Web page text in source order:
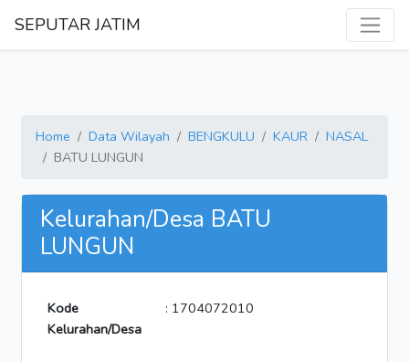
SEPUTAR JATIM
Home Data Wilayah BENGKULU KAUR
NASAL
BATU LUNGUN
Kelurahan/Desa BATU
LUNGUN
Kode
Kelurahan/Desa
: 1704072010